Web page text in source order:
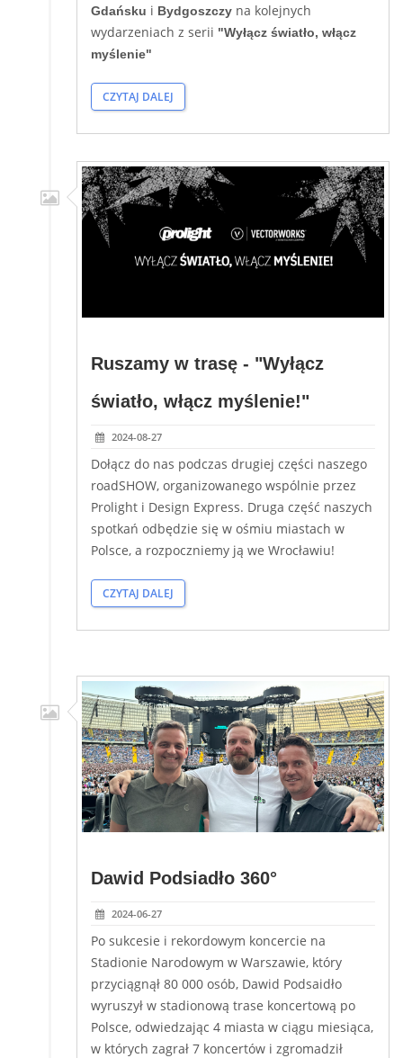
Gdańsku i Bydgoszczy na kolejnych
wydarzeniach z serii "Wyłącz światło, włącz
myślenie"
CZYTAJ DALEJ
Ruszamy w trasę - "Wyłącz
światło, włącz myślenie!"
2024-08-27
Dołącz do nas podczas drugiej części naszego
roadSHOW, organizowanego wspólnie przez
Prolight i Design Express. Druga część naszych
spotkań odbędzie się w ośmiu miastach w
Polsce, a rozpoczniemy ją we Wrocławiu!
CZYTAJ DALEJ
Dawid Podsiadło 360°
2024-06-27
Po sukcesie i rekordowym koncercie na
Stadionie Narodowym w Warszawie, który
przyciągnął 80 000 osób, Dawid Podsaidło
wyruszył w stadionową trase koncertową po
Polsce, odwiedzając 4 miasta w ciągu miesiąca,
w których zagrał 7 koncertów i zgromadził